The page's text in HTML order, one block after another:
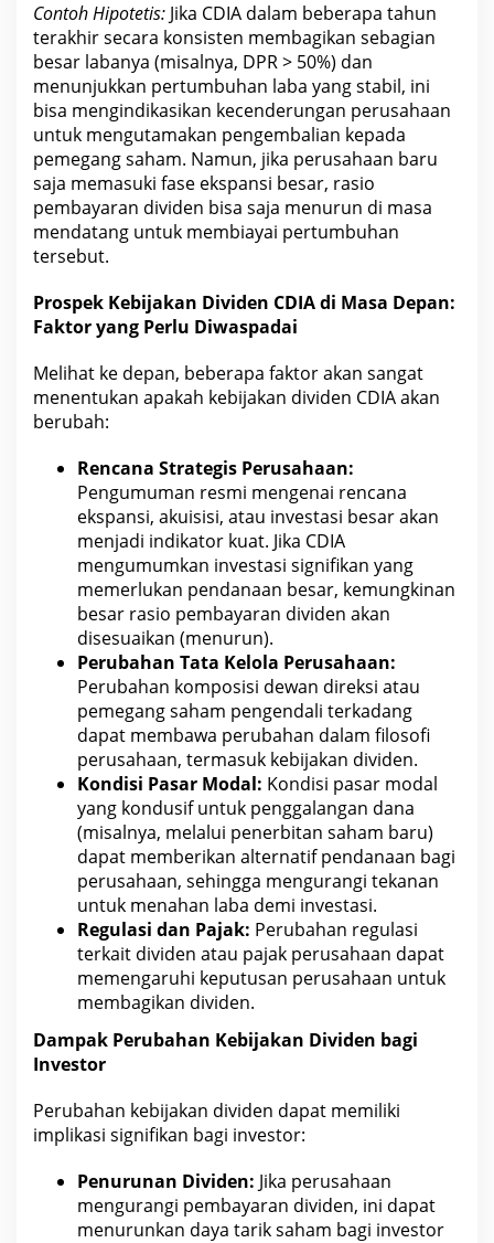
Contoh Hipotetis: Jika CDIA dalam beberapa tahun
terakhir secara konsisten membagikan sebagian
besar labanya (misalnya, DPR > 50%) dan
menunjukkan pertumbuhan laba yang stabil, ini
bisa mengindikasikan kecenderungan perusahaan
untuk mengutamakan pengembalian kepada
pemegang saham. Namun, jika perusahaan baru
saja memasuki fase ekspansi besar, rasio
pembayaran dividen bisa saja menurun di masa
mendatang untuk membiayai pertumbuhan
tersebut.
Prospek Kebijakan Dividen CDIAdi Masa Depan:
Faktor yang Perlu Diwaspadai
Melihat ke depan, beberapa faktor akan sangat
menentukan apakah kebijakan dividen CDIAakan
berubah:
Rencana Strategis Perusahaan:
Pengumuman resmi mengenai rencana
ekspansi, akuisisi, atau investasi besar akan
menjadi indikator kuat. Jika CDIA
mengumumkan investasi signifikan yang
memerlukan pendanaan besar, kemungkinan
besar rasio pembayaran dividen akan
disesuaikan (menurun).
Perubahan Tata Kelola Perusahaan:
Perubahan komposisi dewan direksi atau
pemegang saham pengendali terkadang
dapat membawa perubahan dalam filosofi
perusahaan, termasuk kebijakan dividen.
Kondisi Pasar Modal: Kondisi pasar modal
yang kondusif untuk penggalangan dana
(misalnya, melalui penerbitan saham baru)
dapat memberikan alternatifpendanaan bagi
perusahaan, sehingga mengurangi tekanan
untuk menahan laba demi investasi.
Regulasi dan Pajak: Perubahan regulasi
terkait dividen atau pajak perusahaan dapat
memengaruhi keputusan perusahaan untuk
membagikan dividen.
Dampak Perubahan Kebijakan Dividen bagi
Investor
Perubahan kebijakan dividen dapat memiliki
implikasi signifikan bagi investor:
Penurunan Dividen: Jika perusahaan
mengurangi pembayaran dividen, ini dapat
menurunkan daya tarik saham bagi investor